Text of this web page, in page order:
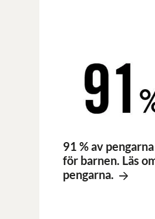
91 % av
för barnen. Läs
pengarna.